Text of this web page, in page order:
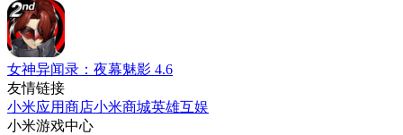
女神异闻录：夜幕魅影 4.6
友情链接
小米应用商店小米商城英雄互娱
小米游戏中心